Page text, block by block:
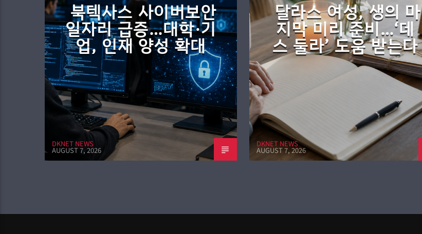
북텍사스 사이버보안
일자리 급증…대학·기
업, 인재 양성 확대
DKNET NEWS
AUGUST 7, 2026
달라스 여성, 생의 마
지막 미리 준비…‘데
스 둘라’ 도움 받는다
DKNET NEWS
AUGUST 7, 2026